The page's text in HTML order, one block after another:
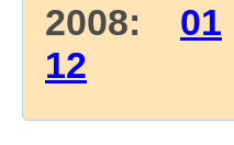
2008: 01
12